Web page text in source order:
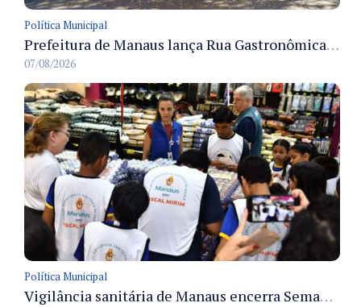
Política Municipal
Prefeitura de Manaus lança Rua Gastronômica preservando as 17 árvores da Ferreira Pena no Centro
07/08/2026
Política Municipal
Vigilância sanitária de Manaus encerra Semana da Vigilância com painel para médicos recém-formados e projeto Fiscal Mirim